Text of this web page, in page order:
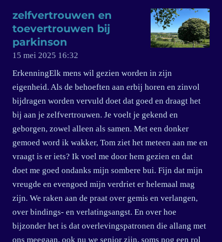
zelfvertrouwen en
toevertrouwen bij
parkinson
15 mei 2025 16:32
ErkenningElk mens wil gezien worden in zijn
eigenheid. Als de behoeften aan erbij horen en zinvol
bijdragen worden vervuld doet dat goed en draagt het
bij aan je zelfvertrouwen. Je voelt je gekend en
geborgen, zowel alleen als samen. Met een donker
gemoed word ik wakker, Tom ziet het meteen aan me en
vraagt is er iets? Ik voel me door hem gezien en dat
doet me goed ondanks mijn sombere bui. Fijn dat mijn
vreugde en evengoed mijn verdriet er helemaal mag
zijn. We raken aan de praat over gemis en verlangen,
over bindings- en verlatingsangst. En over hoe
bijzonder het is dat overlevingspatronen die allang met
ons meegaan, ook nu we senior zijn, soms nog een rol